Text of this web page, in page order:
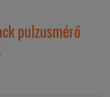
pulzusmérő